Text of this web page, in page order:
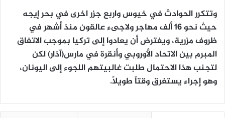
وتتكرر الحوادث في خيوس واربع جزر اخرى في بحر إيجه
حيث نحو 16 ألف مهاجر ولاجىء عالقون منذ أشهر في
ظروف مزرية، ويفترض أن يعادوا إلى تركيا بموجب الاتفاق
المبرم بين الاتحاد الأوروبي وأنقرة في مارس(آذار) لكن
لتجنب هذا الاحتمال طلبت غالبيتهم اللجوء إلى اليونان،
وهو إجراء يستغرق وقتاً طويلاً.